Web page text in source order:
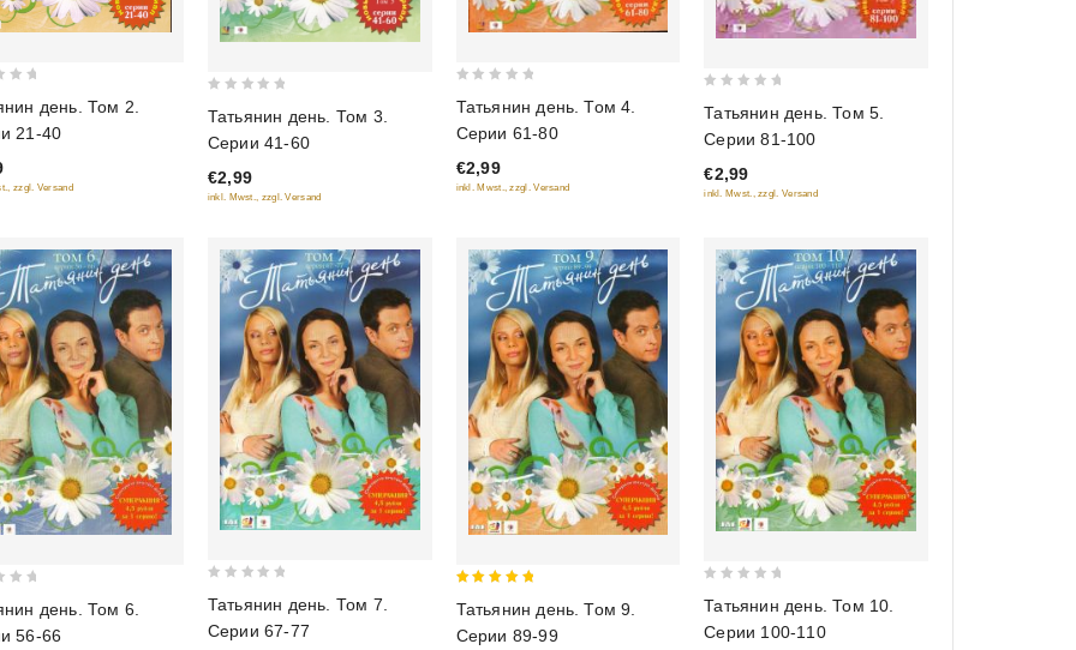
день. Том 2.
21-40
zzgl. Versand
of
5
Татьянин день. Том 3.
Серии 41-60
€2,99
inkl. Mwst., zzgl. Versand
of
5
Татьянин день. Том 4.
Серии 61-80
€2,99
inkl. Mwst., zzgl. Versand
of
5
Татьянин день. Том 5.
Серии 81-100
€2,99
inkl. Mwst., zzgl. Versand
день. Том 6.
56-66
of
Татьянин день. Том 7.
Серии 67-77
Татьянин день. Том 9.
Серии 89-99
of
Татьянин день. Том 10.
Серии 100-110